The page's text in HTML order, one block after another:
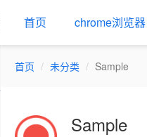
首页 chrome浏览器
首页 未分类 Sample
Sample